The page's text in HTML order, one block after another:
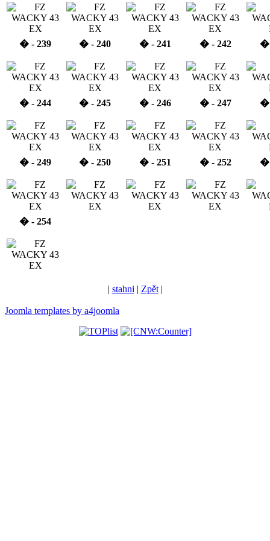
� - 239 � - 240 � - 241 � - 242 �
� - 244 � - 245 � - 246 � - 247 �
� - 249 � - 250 � - 251 � - 252 �
� - 254
| stahni | Zpět|
Joomla templates by a4joomla